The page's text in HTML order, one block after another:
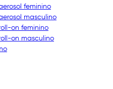
feminino
masculino
on feminino
on masculino